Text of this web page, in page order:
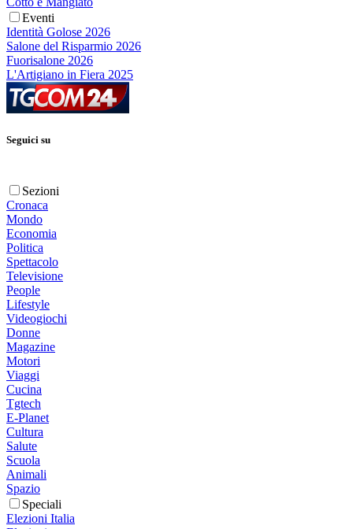
Eventi
Identità Golose 2026
Salone del Risparmio 2026
Fuorisalone 2026
L'Artigiano in Fiera 2025
Seguici su
Sezioni
Cronaca
Mondo
Economia
Politica
Spettacolo
Televisione
People
Lifestyle
Videogiochi
Donne
Magazine
Motori
Viaggi
Cucina
Tgtech
E-Planet
Cultura
Salute
Scuola
Animali
Spazio
Speciali
Elezioni Italia